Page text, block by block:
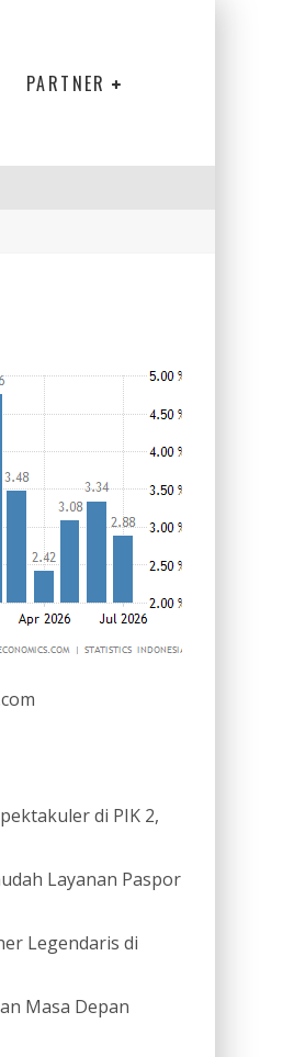
PARTNER
di PIK 2,
Layanan Paspor
Legendaris di
Masa Depan